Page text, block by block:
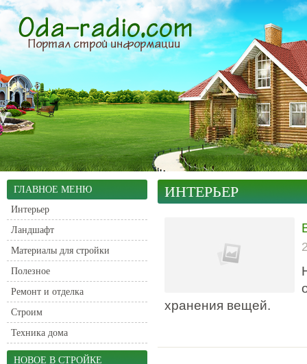
ГЛАВНОЕ МЕНЮ
Интерьер
Ландшафт
Материалы для стройки
Полезное
Ремонт и отделка
Строим
Техника дома
НОВОЕ В СТРОЙКЕ
ИНТЕРЬЕР
хранения вещей.